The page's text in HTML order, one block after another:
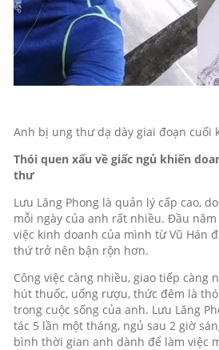
Anh bị ung thư dạ dày giai đoạn cuối
Thói quen xấu về giấc ngủ khiến
thư
Lưu Lăng Phong là quản lý cấp cao,
mỗi ngày của anh rất nhiều. Đầu
việc kinh doanh của mình từ Vũ Hán
thứ trở nên bận rộn hơn.
Công việc càng nhiều, giao tiếp càng
hút thuốc, uống rượu, thức đêm là
trong cuộc sống của anh. Lưu Lăng
tác 5 lần một tháng, ngủ sau 2 giờ
bình thời gian anh dành để làm việc